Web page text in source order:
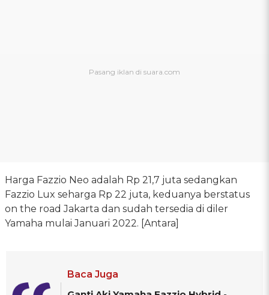
Harga Fazzio Neo adalah Rp 21,7 juta sedangkan
Fazzio Lux seharga Rp 22 juta, keduanya berstatus
on the road Jakarta dan sudah tersedia di diler
Yamaha mulai Januari 2022. [Antara]
Baca Juga